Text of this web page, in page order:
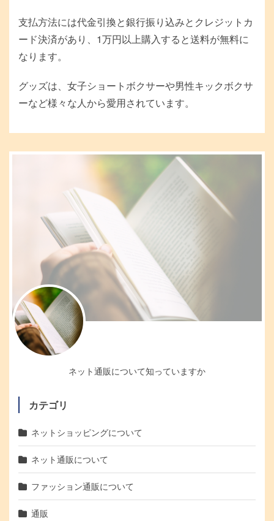
支払方法には代金引換と銀行振り込みとクレジットカ
ード決済があり、1万円以上購入すると送料が無料に
なります。
グッズは、女子ショートボクサーや男性キックボクサ
ーなど様々な人から愛用されています。
ネット通販について知っていますか
カテゴリ
ネットショッピングについて
ネット通販について
ファッション通販について
通販